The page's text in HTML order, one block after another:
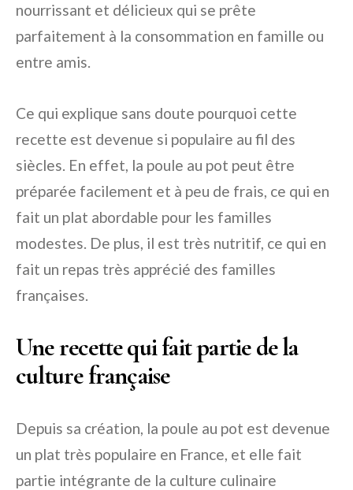
nourrissant et délicieux qui se prête
parfaitement à la consommation en famille ou
entre amis.
Ce qui explique sans doute pourquoi cette
recette est devenue si populaire au fil des
siècles. En effet, la poule au pot peut être
préparée facilement et à peu de frais, ce qui en
fait un plat abordable pour les familles
modestes. De plus, il est très nutritif, ce qui en
fait un repas très apprécié des familles
françaises.
Une recette qui fait partie de la
culture française
Depuis sa création, la poule au pot est devenue
un plat très populaire en France, et elle fait
partie intégrante de la culture culinaire